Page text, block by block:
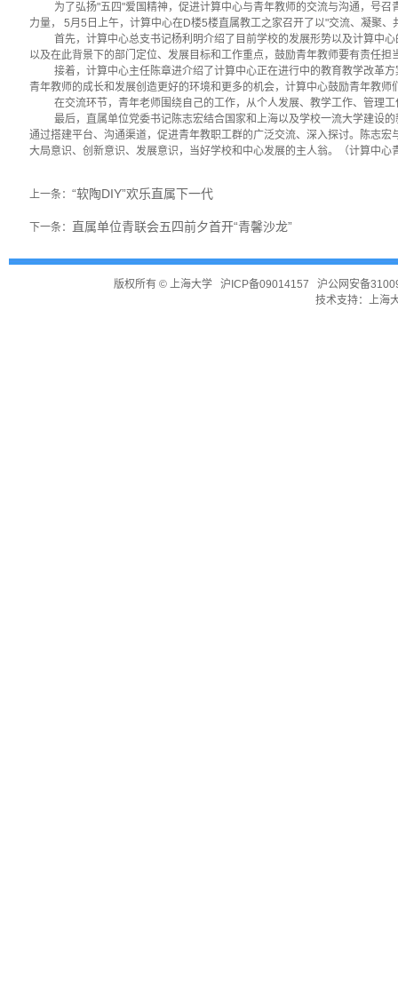
为了弘扬"五四"爱国精神，促进计算中心与青年教师的交流与沟通，号
力量， 5月5日上午，计算中心在D楼5楼直属教工之家召开了以"交流、凝聚
首先，计算中心总支书记杨利明介绍了目前学校的发展形势以及计算中
以及在此背景下的部门定位、发展目标和工作重点，鼓励青年教师要有责任
接着，计算中心主任陈章进介绍了计算中心正在进行中的教育教学改革
青年教师的成长和发展创造更好的环境和更多的机会，计算中心鼓励青年教
在交流环节，青年老师围绕自己的工作，从个人发展、教学工作、管理
最后，直属单位党委书记陈志宏结合国家和上海以及学校一流大学建设
通过搭建平台、沟通渠道，促进青年教职工群的广泛交流、深入探讨。陈志
大局意识、创新意识、发展意识，当好学校和中心发展的主人翁。（计算中心
上一条： “软陶DIY”欢乐直属下一代
下一条： 直属单位青联会五四前夕首开“青馨沙龙”
版权所有 ©上海大学 沪ICP备09014157
沪公网安备
技术支持： 上海